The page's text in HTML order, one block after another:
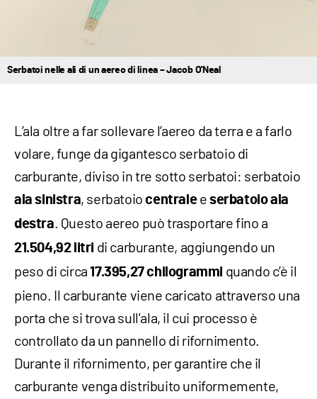
Serbatoi nelle ali di un aereo di linea – Jacob O'Neal
L’ala oltre a far sollevare l’aereo da terra e a farlo
volare, funge da gigantesco serbatoio di
carburante, diviso in tre sotto serbatoi: serbatoio
ala sinistra, serbatoiocentraleeserbatoio ala
destra. Questo aereo può trasportare fino a
21.504,92 litri di carburante, aggiungendo un
peso di circa17.395,27 chilogrammi quando c’è il
pieno. Il carburante viene caricato attraverso una
porta che si trova sull'ala, il cui processo è
controllato da un pannello di rifornimento.
Durante il rifornimento, per garantire che il
carburante venga distribuito uniformemente,